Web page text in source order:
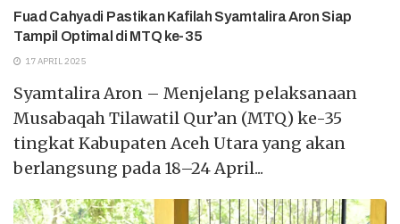
Fuad Cahyadi Pastikan Kafilah Syamtalira Aron Siap
Tampil Optimal di MTQ ke-35
17 APRIL 2025
Syamtalira Aron – Menjelang pelaksanaan
Musabaqah Tilawatil Qur’an (MTQ) ke-35
tingkat Kabupaten Aceh Utara yang akan
berlangsung pada 18–24 April...